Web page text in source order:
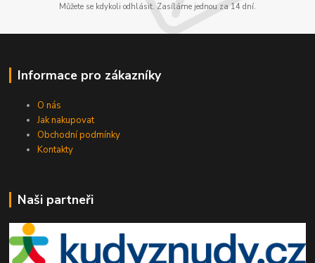
Můžete se kdykoli odhlásit. Zasíláme jednou za 14 dní.
Informace pro zákazníky
O nás
Jak nakupovat
Obchodní podmínky
Kontakty
Naši partneři